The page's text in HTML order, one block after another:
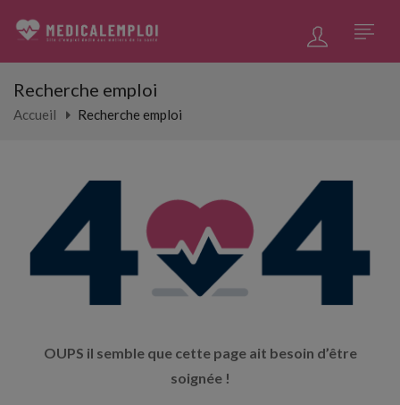
Recherche emploi
Accueil Recherche emploi
OUPS il semble que cette page ait besoin d’être
soignée !